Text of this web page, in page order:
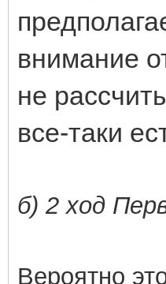
внимание
не
все-таки
б) 2 ход
Вероятно